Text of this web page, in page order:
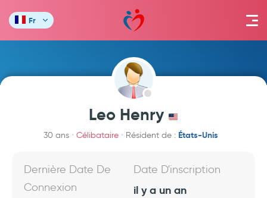
Fr
Leo Henry
30 ans Célibataire Résident de : États-Unis
Dernière Date De
Connexion
Date D'inscription
il y a un an